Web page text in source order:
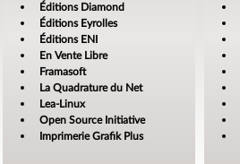
Éditions Diamond
Éditions Eyrolles
Éditions ENI
En Vente Libre
Framasoft
La Quadrature du Net
Lea-Linux
Open Source Initiative
Imprimerie Grafik Plus